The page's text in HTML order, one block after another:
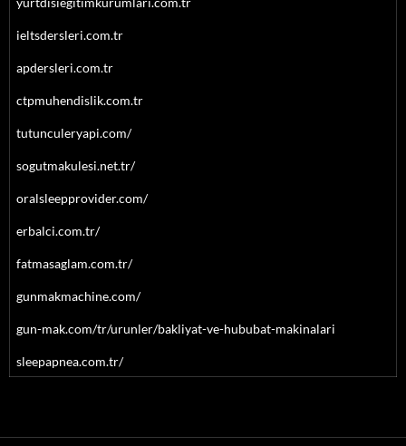
ieltsdersleri.com.tr
apdersleri.com.tr
ctpmuhendislik.com.tr
tutunculeryapi.com/
sogutmakulesi.net.tr/
oralsleepprovider.com/
erbalci.com.tr/
fatmasaglam.com.tr/
gunmakmachine.com/
gun-mak.com/tr/urunler/bakliyat-ve-hububat-makinalari
sleepapnea.com.tr/